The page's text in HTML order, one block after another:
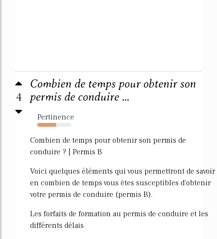
4
Combien de temps pour obtenir son
permis de conduire ...
Pertinence
56%
Combien de temps pour obtenir son permis de
conduire ? | Permis B
Voici quelques éléments qui vous permettront de savoir
en combien de temps vous êtes susceptibles d'obtenir
votre permis de conduire (permis B).
Les forfaits de formation au permis de conduire et les
différents délais